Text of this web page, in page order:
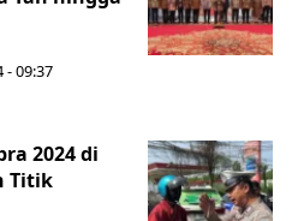
- 09:37
2024 di
Titik